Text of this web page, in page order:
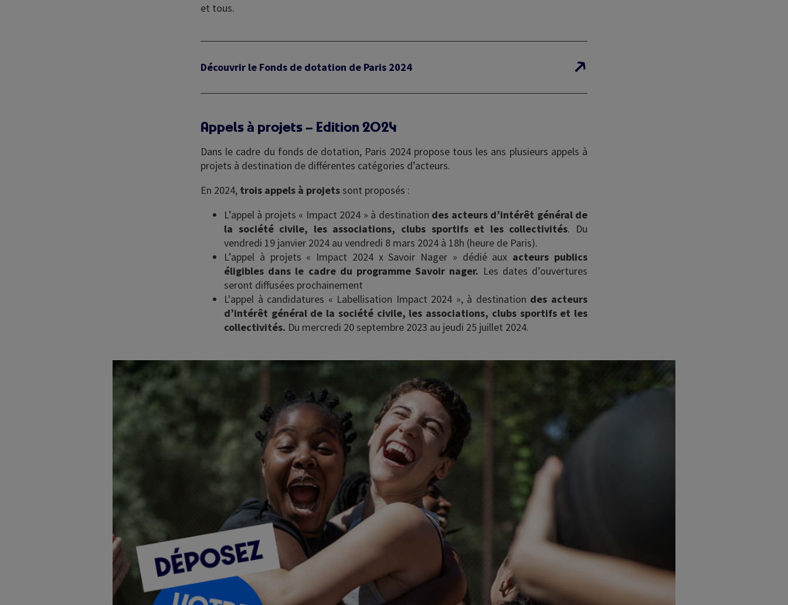
et tous.
Découvrir le Fonds de dotation de Paris 2024
Appels à projets – Edition 2024
Dans le cadre du fonds de dotation, Paris 2024 propose tous les ans plusieurs appels à
projets à destination de différentes catégories d’acteurs.
En 2024, trois appels à projets sont proposés :
L’appel à projets « Impact 2024 » à destination des acteurs d’intérêt général de
la société civile, les associations, clubs sportifs et les collectivités. Du
vendredi 19 janvier 2024 au vendredi 8 mars 2024 à 18h (heure de Paris).
L’appel à projets « Impact 2024 x Savoir Nager » dédié aux acteurs publics
éligibles dans le cadre du programme Savoir nager. Les dates d’ouvertures
seront diffusées prochainement
L'appel à candidatures « Labellisation Impact 2024 », à destination des acteurs
d’intérêt général de la société civile, les associations, clubs sportifs et les
collectivités. Du mercredi 20 septembre 2023 au jeudi 25 juillet 2024.
Image